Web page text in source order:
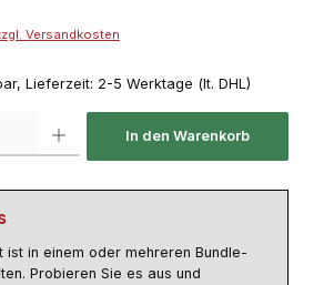
Versandkosten
Lieferzeit: 2-5 Werktage (lt. DHL)
In den Warenkorb
ist in einem oder mehreren Bundle-
Probieren Sie es aus und